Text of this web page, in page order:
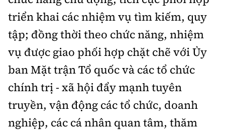
triển khai các nhiệm vụ tìm kiếm, quy
tập; đồng thời theo chức năng, nhiệm
vụ được giao phối hợp chặt chẽ với Ủy
ban Mặt trận Tổ quốc và các tổ chức
chính trị - xã hội đẩy mạnh tuyên
truyền, vận động các tổ chức, doanh
nghiệp, các cá nhân quan tâm, thăm